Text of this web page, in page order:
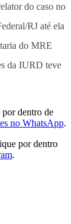
do caso no
RJ até ela
do MRE
da IURD teve
dentro de
no WhatsApp.
por dentro
.